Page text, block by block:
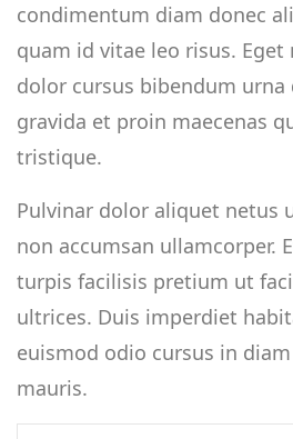
condimentum diam donec
quam id vitae leo risus.
dolor cursus bibendum
gravida et proin maecenas
tristique.
Pulvinar dolor aliquet netus
non accumsan ullamcorper.
turpis facilisis pretium ut
ultrices. Duis imperdiet
euismod odio cursus in
mauris.